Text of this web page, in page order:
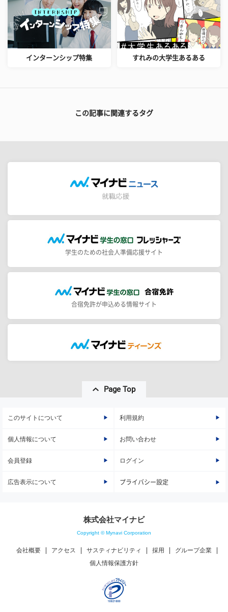
インターンシップ特集 すれみの大学生あるある
この記事に関連するタグ
学生のための社会人準備応援サイト
合宿免許が申込める情報サイト
Page Top
このサイトについて 利用規約
個人情報について お問い合わせ
会員登録 ログイン
広告表示について プライバシー設定
株式会社マイナビ
Copyright © Mynavi Corporation
会社概要 アクセス サスティナビリティ 採用
グループ企業
個人情報保護方針